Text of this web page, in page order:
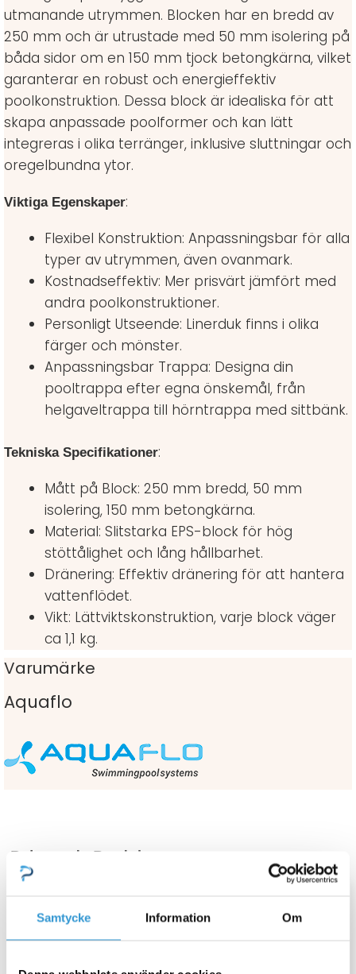
Samtycke Information Om
utmanande utrymmen. Blocken har en bredd av
250 mm och är utrustade med 50 mm isolering på
båda sidor om en 150 mm tjock betongkärna, vilket
garanterar en robust och energieffektiv
poolkonstruktion. Dessa block är idealiska för att
skapa anpassade poolformer och kan lätt
integreras i olika terränger, inklusive sluttningar och
oregelbundna ytor.
Viktiga Egenskaper:
Flexibel Konstruktion: Anpassningsbar för alla
typer av utrymmen, även ovanmark.
Kostnadseffektiv: Mer prisvärt jämfört med
andra poolkonstruktioner.
Personligt Utseende: Linerduk finns i olika
färger och mönster.
Anpassningsbar Trappa: Designa din
pooltrappa efter egna önskemål, från
helgaveltrappa till hörntrappa med sittbänk.
Tekniska Specifikationer:
Mått på Block: 250 mm bredd, 50 mm
isolering, 150 mm betongkärna.
Material: Slitstarka EPS-block för hög
stöttålighet och lång hållbarhet.
Dränering: Effektiv dränering för att hantera
vattenflödet.
Vikt: Lättviktskonstruktion, varje block väger
ca 1,1 kg.
Varumärke
Aquaflo
Relaterade Produkter